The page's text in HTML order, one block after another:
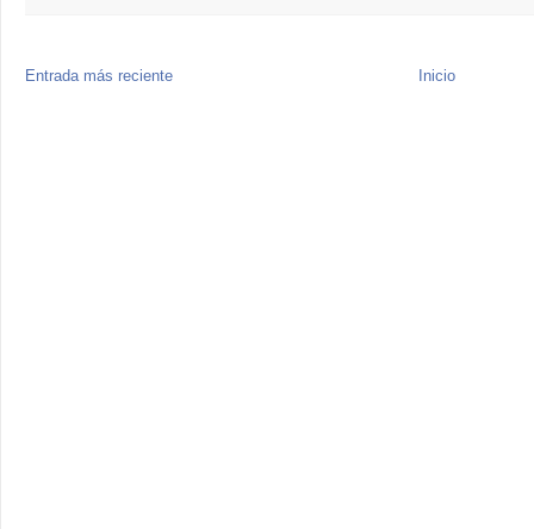
Entrada más reciente Inicio